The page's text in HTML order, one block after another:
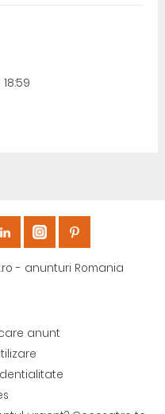
- anunturi Romania
anunt